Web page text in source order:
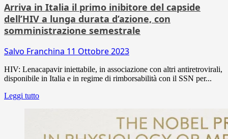
Arriva in Italia il primo inibitore del capside
dell’HIV a lunga durata d’azione, con
somministrazione semestrale
Salvo Franchina 11 Ottobre 2023
HIV: Lenacapavir iniettabile, in associazione con altri antiretrovirali,
disponibile in Italia e in regime di rimborsabilità con il SSN per...
Leggi tutto